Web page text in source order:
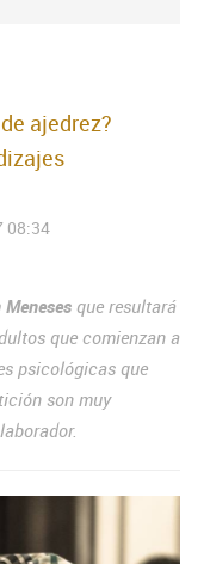
ajedrez?
08:34
que resultará
que comienzan a
psicológicas que
son muy